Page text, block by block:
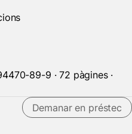
89-9 · 72 pàgines ·
Demanar en préstec